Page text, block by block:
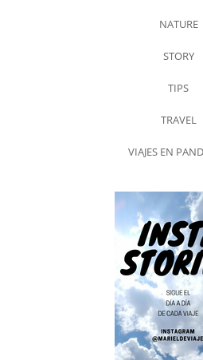
NATURE
STORY
TIPS
TRAVEL
VIAJES EN